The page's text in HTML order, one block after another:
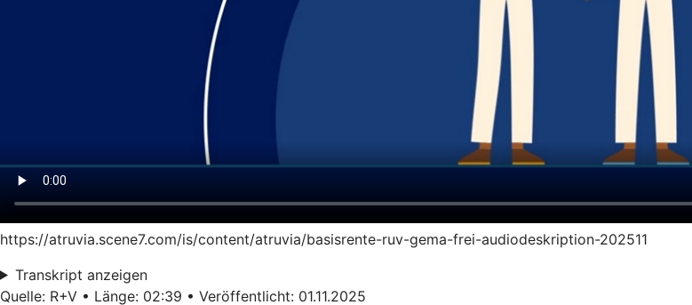
https://atruvia.scene7.com/is/content/atruvia/basisrente-ruv-gema-frei-audiodeskription-202511
Transkript anzeigen
Quelle: R+V • Länge: 02:39 • Veröffentlicht: 01.11.2025